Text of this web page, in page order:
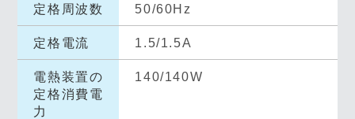
定格周波数 50/60Hz
定格電流 1.5/1.5A
電熱装置の
定格消費電
力
140/140W